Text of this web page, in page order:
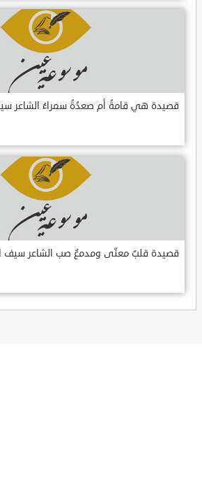
قصيدة هي قامةُ أم صعدُةُ سمراءُ الشاعر
قصيدة قلبٌ معنّى ومدمعٌ صب الشاعر سيف